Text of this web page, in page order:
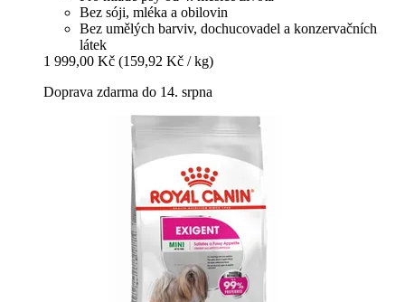
Bez sóji, mléka a obilovin
Bez umělých barviv, dochucovadel a konzervačních
látek
1 999,00 Kč (159,92 Kč / kg)
Doprava zdarma do 14. srpna